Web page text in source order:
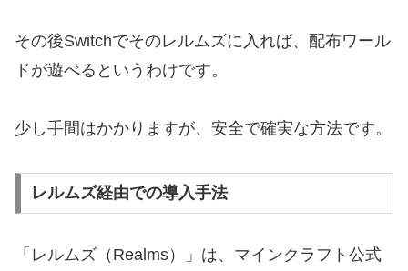
その後Switchでそのレルムズに入れば、配布ワール
ドが遊べるというわけです。
少し手間はかかりますが、安全で確実な方法です。
レルムズ経由での導入手法
「レルムズ（Realms）」は、マインクラフト公式